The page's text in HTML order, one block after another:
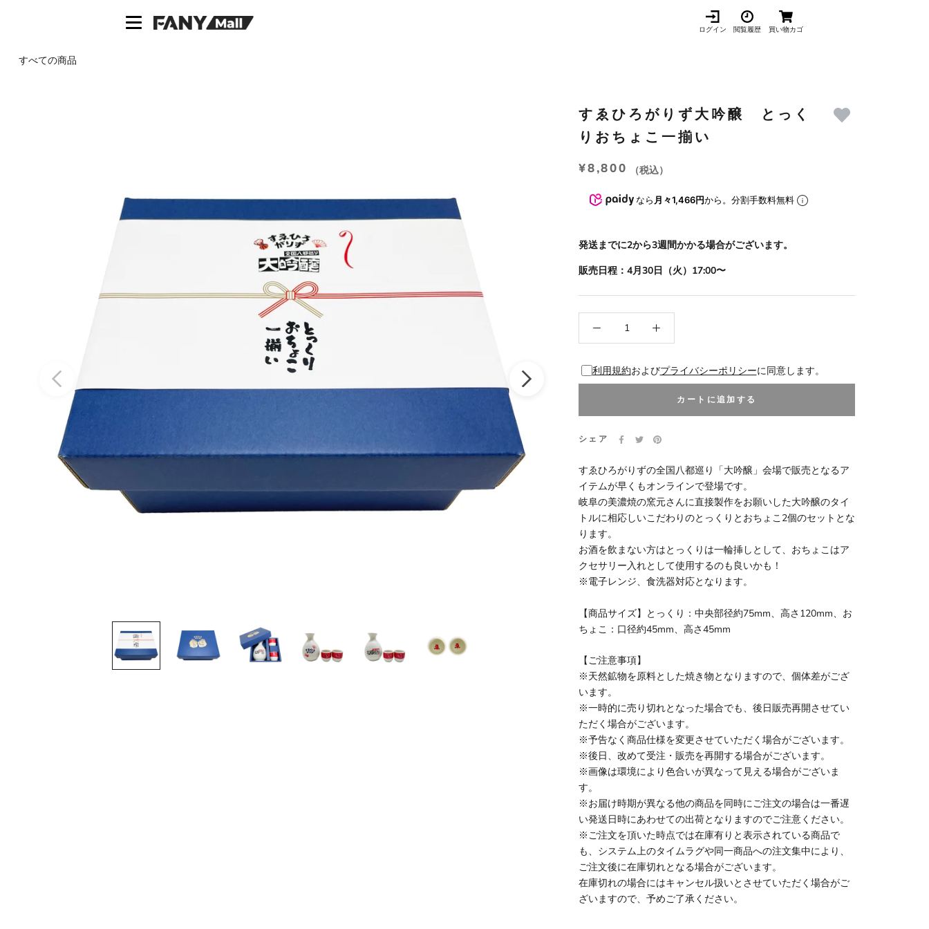
ログイン 閲覧履歴 買い物カゴ
すべての商品
すゑひろがりず大吟醸 とっく
りおちょこ一揃い
¥8,800 （税込）
なら 月々1,466円から。分割手数料無料
発送までに2から3週間かかる場合がございます。
販売日程：4月30日（火）17:00〜
利用規約およびプライバシーポリシーに同意します。
カートに追加する
シェア
すゑひろがりずの全国八都巡り「大吟醸」会場で販売となるア
イテムが早くもオンラインで登場です。
岐阜の美濃焼の窯元さんに直接製作をお願いした大吟醸のタイ
トルに相応しいこだわりのとっくりとおちょこ2個のセットとな
ります。
お酒を飲まない方はとっくりは一輪挿しとして、おちょこはア
クセサリー入れとして使用するのも良いかも！
※電子レンジ、食洗器対応となります。
【商品サイズ】とっくり：中央部径約75mm、高さ120mm、お
ちょこ：口径約45mm、高さ45mm
【ご注意事項】
※天然鉱物を原料とした焼き物となりますので、個体差がござ
います。
※一時的に売り切れとなった場合でも、後日販売再開させてい
ただく場合がございます。
※予告なく商品仕様を変更させていただく場合がございます。
※後日、改めて受注・販売を再開する場合がございます。
※画像は環境により色合いが異なって見える場合がございま
す。
※お届け時期が異なる他の商品を同時にご注文の場合は一番遅
い発送日時にあわせての出荷となりますのでご注意ください。
※ご注文を頂いた時点では在庫有りと表示されている商品で
も、システム上のタイムラグや同一商品への注文集中により、
ご注文後に在庫切れとなる場合がございます。
在庫切れの場合にはキャンセル扱いとさせていただく場合がご
ざいますので、予めご了承ください。